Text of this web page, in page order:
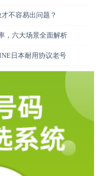
不容易出问题？
，六大场景全面解析
日本耐用协议老号